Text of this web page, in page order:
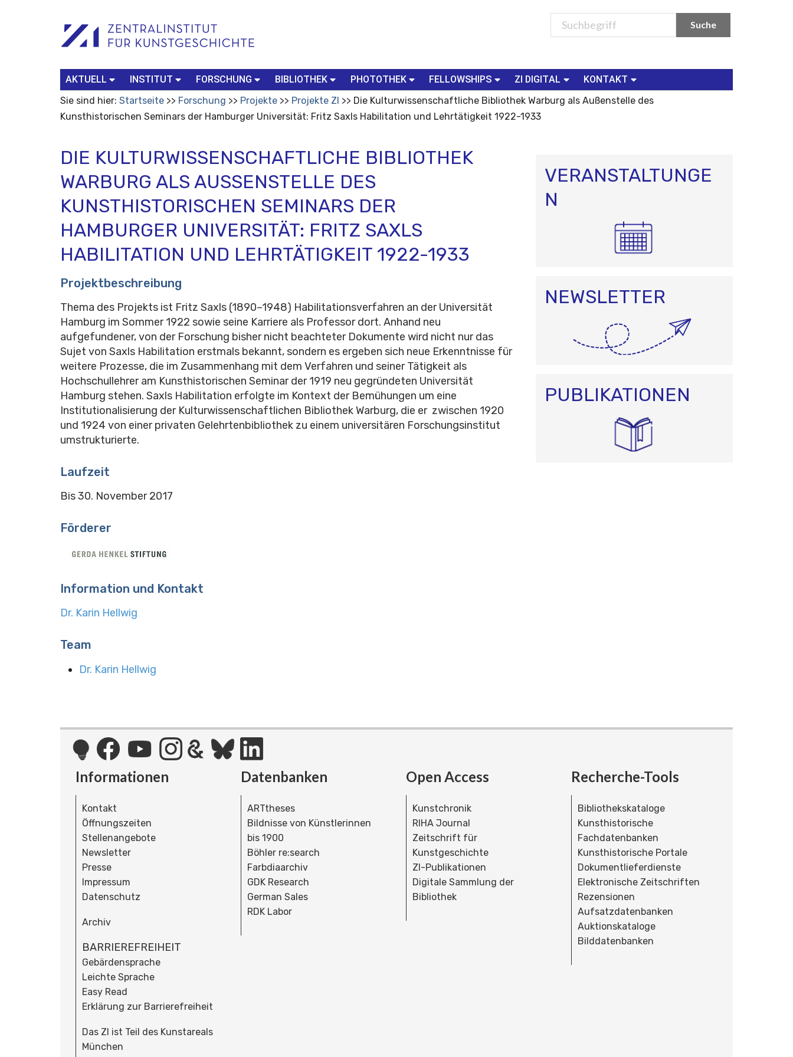
Werkzeuge
Search…
AKTUELL INSTITUT FORSCHUNG BIBLIOTHEK PHOTOTHEK FELLOWSHIPS ZI DIGITAL
KONTAKT
Sie sind hier: Startseite Forschung Projekte Projekte ZI
Die Kulturwissenschaftliche Bibliothek Warburg als Außenstelle des
Kunsthistorischen Seminars der Hamburger Universität: Fritz Saxls Habilitation und Lehrtätigkeit 1922-1933
DIE KULTURWISSENSCHAFTLICHE BIBLIOTHEK
WARBURG ALS AUSSENSTELLE DES K
UNSTHISTORISCHEN SEMINARS DER H
AMBURGER UNIVERSITÄT: FRITZ SAXLS H
ABILITATION UND LEHRTÄTIGKEIT 1922-1933
Projektbeschreibung
Thema des Projekts ist Fritz Saxls (1890–1948) Habilitationsverfahren an der Universität
Hamburg im Sommer 1922 sowie seine Karriere als Professor dort. Anhand neu
aufgefundener, von der Forschung bisher nicht beachteter Dokumente wird nicht nur das
Sujet von Saxls Habilitation erstmals bekannt, sondern es ergeben sich neue Erkenntnisse für
weitere Prozesse, die im Zusammenhang mit dem Verfahren und seiner Tätigkeit als
Hochschullehrer am Kunsthistorischen Seminar der 1919 neu gegründeten Universität
Hamburg stehen. Saxls Habilitation erfolgte im Kontext der Bemühungen um eine
Institutionalisierung der Kulturwissenschaftlichen Bibliothek Warburg, die er zwischen 1920
und 1924 von einer privaten Gelehrtenbibliothek zu einem universitären Forschungsinstitut
umstrukturierte.
Laufzeit
Bis 30. November 2017
Förderer
Information und Kontakt
Dr. Karin Hellwig
Team
Dr. Karin Hellwig
VERANSTALTUNGE
N
NEWSLETTER
PUBLIKATIONEN
Informationen
Kontakt
Öffnungszeiten
Stellenangebote
Newsletter
Presse
Impressum
Datenschutz
Archiv
BARRIEREFREIHEIT
Gebärdensprache
Leichte Sprache
Easy Read
Erklärung zur Barrierefreiheit
Das ZI ist Teil des Kunstareals
München
Datenbanken
ARTtheses
Bildnisse von Künstlerinnen
bis 1900
Böhler re:search
Farbdiaarchiv
GDK Research
German Sales
RDK Labor
Open Access
Kunstchronik
RIHA Journal
Zeitschrift für
Kunstgeschichte
ZI-Publikationen
Digitale Sammlung der
Bibliothek
Recherche-Tools
Bibliothekskataloge
Kunsthistorische
Fachdatenbanken
Kunsthistorische Portale
Dokumentlieferdienste
Elektronische Zeitschriften
Rezensionen
Aufsatzdatenbanken
Auktionskataloge
Bilddatenbanken